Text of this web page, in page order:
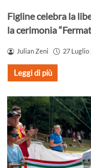
Figline celebra la
la cerimonia
Julian Zeni 27 Luglio
Leggi di più